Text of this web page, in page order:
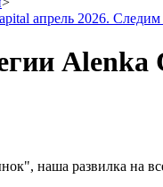
апрель 2026. Следим
Alenka
наша развилка на